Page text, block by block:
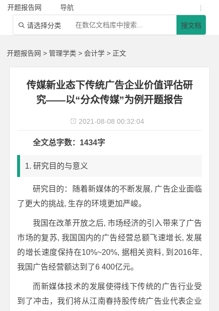
开题报告网 导航 |
 请选择分类 搜文档
开题报告网 >管理学类 >会计学 > 正文
传媒新业态下传统广告企业价值评估研
究——以“分众传媒”为例开题报告
 2021-08-08 00:32:04
全文总字数：1434字
1. 研究目的与意义
研究目的：随着新媒体的不断发展, 广告企业面临
了更大的挑战, 生存的环境更加严峻。
我国在改革开放之后, 市场经济的引入带来了广告
市场的复苏, 我国国内的广告经营总额飞速增长, 发展
的增长速度保持在10%~20%, 据相关资料, 到2016年,
我国广告经营额达到了6 400亿元。
而新媒体技术的发展使得线下传统的广告行业受
到了冲击，我们将从江南春持股传统广告业代表企业